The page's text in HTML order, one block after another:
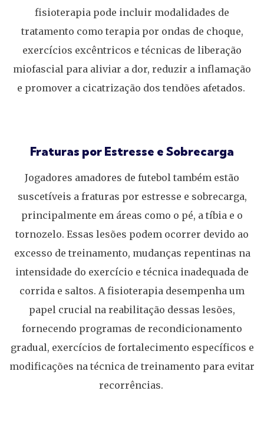
fisioterapia pode incluir modalidades de
tratamento como terapia por ondas de choque,
exercícios excêntricos e técnicas de liberação
miofascial para aliviar a dor, reduzir a inflamação
e promover a cicatrização dos tendões afetados.
Fraturas por Estresse e Sobrecarga
Jogadores amadores de futebol também estão
suscetíveis a fraturas por estresse e sobrecarga,
principalmente em áreas como o pé, a tíbia e o
tornozelo. Essas lesões podem ocorrer devido ao
excesso de treinamento, mudanças repentinas na
intensidade do exercício e técnica inadequada de
corrida e saltos. A fisioterapia desempenha um
papel crucial na reabilitação dessas lesões,
fornecendo programas de recondicionamento
gradual, exercícios de fortalecimento específicos e
modificações na técnica de treinamento para evitar
recorrências.